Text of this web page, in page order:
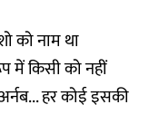
को नाम था
किसी को नहीं
हर कोई इसकी